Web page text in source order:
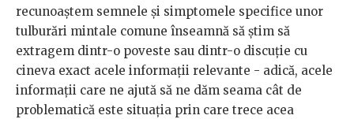
recunoaștem semnele și simptomele specifice unor
tulburări mintale comune înseamnă să știm să
extragem dintr-o poveste sau dintr-o discuție cu
cineva exact acele informații relevante - adică, acele
informații care ne ajută să ne dăm seama cât de
problematică este situația prin care trece acea